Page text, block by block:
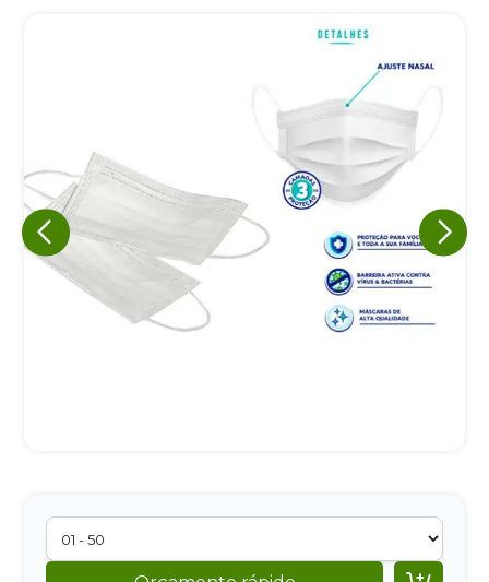
Eu concordo em receber comunicações.
A nossa empresa está comprometida a proteger e respeitar
sua privacidade, utilizaremos seus dados apenas para fins
de marketing. Você pode alterar suas preferências a
qualquer momento.
Iniciar conversa